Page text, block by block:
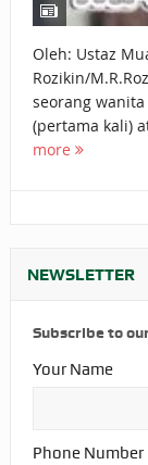
HUKUM
Oleh: Ustaz
Rozikin/
seorang
(pertama kali)
more
NEWSLETTER
Subscribe to
Your Name
Phone Number